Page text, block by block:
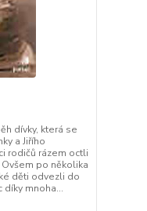
dívky, která se
a Jiřího
rodičů rázem octli
po několika
děti odvezli do
díky mnoha...